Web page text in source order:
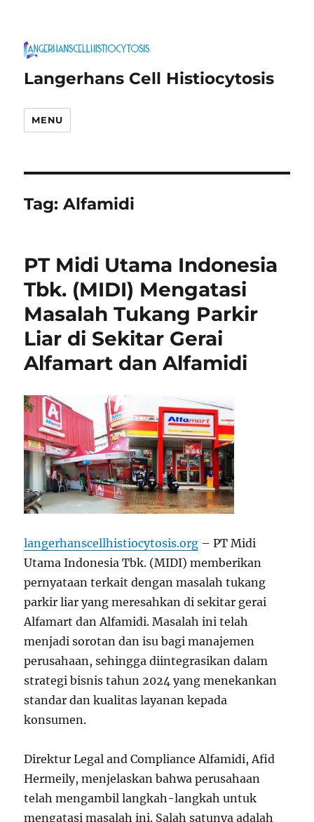
Langerhans Cell Histiocytosis
MENU
Tag:Alfamidi
PT Midi Utama Indonesia
Tbk. (MIDI) Mengatasi
Masalah Tukang Parkir
Liar di Sekitar Gerai
Alfamart dan Alfamidi
langerhanscellhistiocytosis.org – PT Midi
Utama Indonesia Tbk. (MIDI) memberikan
pernyataan terkait dengan masalah tukang
parkir liar yang meresahkan di sekitar gerai
Alfamart dan Alfamidi. Masalah ini telah
menjadi sorotan dan isu bagi manajemen
perusahaan, sehingga diintegrasikan dalam
strategi bisnis tahun 2024 yang menekankan
standar dan kualitas layanan kepada
konsumen.
Direktur Legal and Compliance Alfamidi, Afid
Hermeily, menjelaskan bahwa perusahaan
telah mengambil langkah-langkah untuk
mengatasi masalah ini. Salah satunya adalah